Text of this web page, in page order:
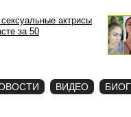
актрисы
за 50
ВИДЕО